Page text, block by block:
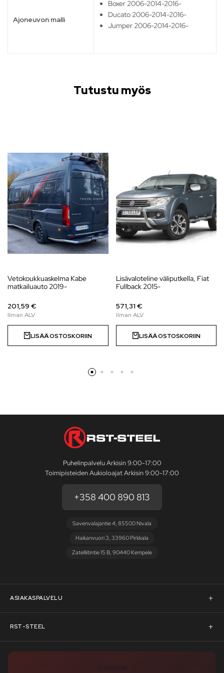
Ajoneuvon malli
Boxer 2006-2014-2016-
Ducato 2006-2014-2016-
Jumper 2006-2014-2016-
Tutustu myös
Vetokoukkuaskelma Kabe
matkailuauto 2019-
201,59 €
LISÄÄ OSTOSKORIIN
Lisävaloteline väliputkella, Fiat
Fullback 2015-
571,31 €
LISÄÄ OSTOSKORIIN
Puhelinpalvelu Arkisin 9:00-17:00
Toimipisteiden Aukioloajat Arkisin 9:00-17:00
+358 400 890 813
Savenvalajantie 4, 85500 Nivala
Haikanvuori 3, 33960 Pirkkala
Zatelliitintie 15 B, 90440 Kempele
ASIAKASPALVELU
Asiakaspalvelu
Pyydä tarjous
RST-STEEL
RST-Steelin tarina
Uutiskirje